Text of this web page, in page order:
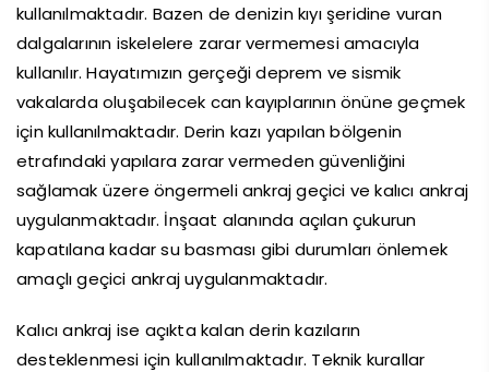
kullanılmaktadır. Bazen de denizin kıyı şeridine vuran
dalgalarının iskelelere zarar vermemesi amacıyla
kullanılır. Hayatımızın gerçeği deprem ve sismik
vakalarda oluşabilecek can kayıplarının önüne geçmek
için kullanılmaktadır. Derin kazı yapılan bölgenin
etrafındaki yapılara zarar vermeden güvenliğini
sağlamak üzere öngermeli ankraj geçici ve kalıcı ankraj
uygulanmaktadır. İnşaat alanında açılan çukurun
kapatılana kadar su basması gibi durumları önlemek
amaçlı geçici ankraj uygulanmaktadır.
Kalıcı ankraj ise açıkta kalan derin kazıların
desteklenmesi için kullanılmaktadır. Teknik kurallar